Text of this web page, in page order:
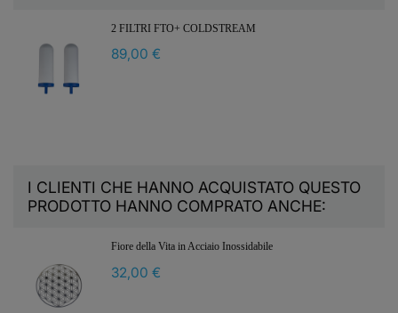
2 FILTRI FTO+ COLDSTREAM
89,00 €
I CLIENTI CHE HANNO ACQUISTATO QUESTO
PRODOTTO HANNO COMPRATO ANCHE:
Fiore della Vita in Acciaio Inossidabile
32,00 €